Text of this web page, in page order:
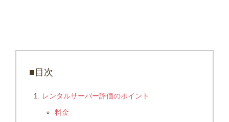
■目次
レンタルサーバー評価のポイント
料金